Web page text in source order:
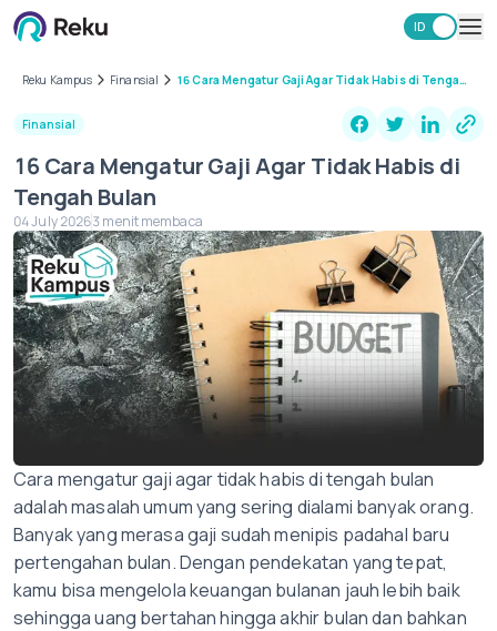
EN
ID
Learning Hub
Keamanan
Biaya
Lainnya
Unduh Aplikasi Reku
Reku Kampus Finansial
16 Cara Mengatur Gaji Agar Tidak Habis di Tengah
Finansial
16 Cara Mengatur Gaji Agar Tidak Habis di
Tengah Bulan
04 July 20263 menit membaca
Cara mengatur gaji agar tidak habis di tengah bulan
adalah masalah umum yang sering dialami banyak orang.
Banyak yang merasa gaji sudah menipis padahal baru
pertengahan bulan. Dengan pendekatan yang tepat,
kamu bisa mengelola keuangan bulanan jauh lebih baik
sehingga uang bertahan hingga akhir bulan dan bahkan